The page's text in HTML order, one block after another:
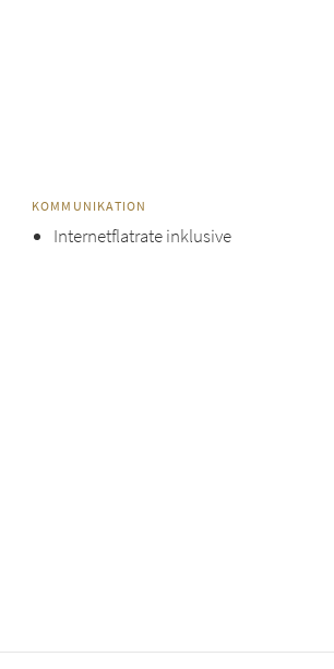
KOMMUNIKATION
Internetflatrate inklusive